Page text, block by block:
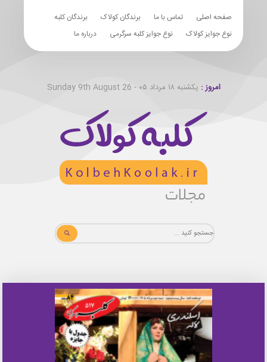
صفحه اصلی تماس با ما برندگان کولاک
برندگان کلبه
نوع جوایز کولاک
نوع جوایز کلبه سرگرمی درباره ما
امروز : یکشنبه ۱۸ مرداد ۰۵ - Sunday 9th August 26